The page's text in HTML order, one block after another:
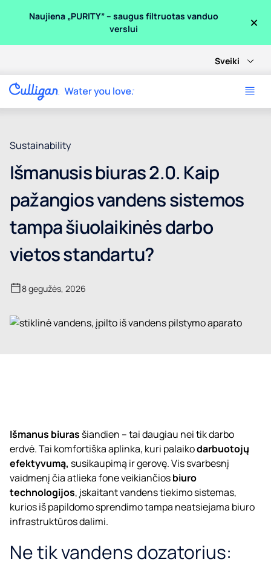
Naujiena „PURITY” – saugus filtruotas vanduo
verslui
×
Sveiki
Sustainability
Išmanusis biuras 2.0. Kaip
pažangios vandens sistemos
tampa šiuolaikinės darbo
vietos standartu?
8 gegužės, 2026
Išmanus biuras šiandien – tai daugiau nei tik darbo
erdvė. Tai komfortiška aplinka, kuri palaikodarbuotojų
efektyvumą, susikaupimą ir gerovę. Vis svarbesnį
vaidmenį čia atlieka fone veikiančiosbiuro
technologijos, įskaitant vandens tiekimo sistemas,
kurios iš papildomo sprendimo tampa neatsiejama biuro
infrastruktūros dalimi.
Ne tik vandens dozatorius: